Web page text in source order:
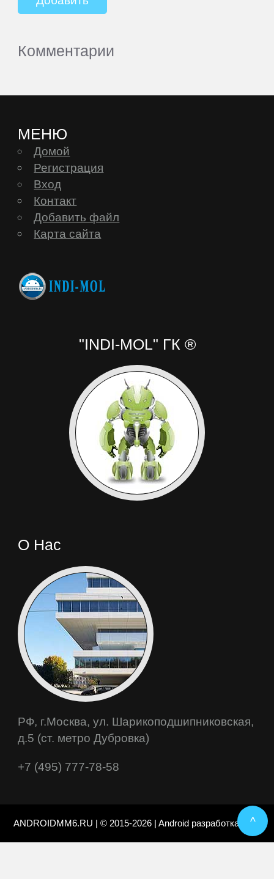
Комментарии
МЕНЮ
Домой
Регистрация
Вход
Контакт
Добавить файл
Карта сайта
"INDI-MOL" ГК ®
О Нас
РФ, г.Москва, ул. Шарикоподшипниковская,
д.5 (ст. метро Дубровка)
+7 (495) 777-78-58
ANDROIDMM6.RU | © 2015-2026 | Android разработка ^